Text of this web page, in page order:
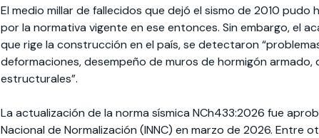
El medio millar de fallecidos que dejó el sismo de 2010
por la normativa vigente en ese entonces. Sin embargo, el
que rige la construcción en el país, se detectaron
deformaciones, desempeño de muros de hormigón
estructurales”.
La actualización de la norma sísmica NCh433:2026 fue
Nacional de Normalización (INNC) en marzo de 2026. Entre